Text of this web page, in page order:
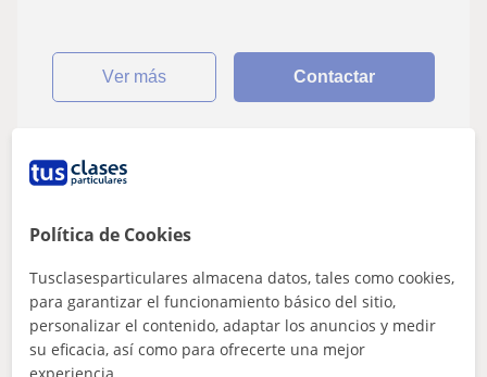
ver más Contactar
€ 1ª clase gratis
A Coruña
Atención a personas dependientes
Política de Cookies
Tusclasesparticulares almacena datos, tales como cookies,
para garantizar el funcionamiento básico del sitio,
personalizar el contenido, adaptar los anuncios y medir
su eficacia, así como para ofrecerte una mejor
experiencia.